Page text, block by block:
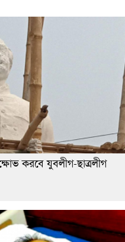
করবে যুবলীগ-ছাত্রলীগ